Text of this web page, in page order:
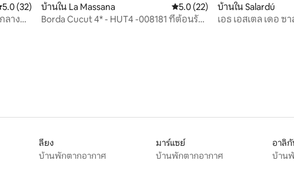
แนนเฉลี่ย 5.0 จาก 5, 32 รีวิว
5.0 (32)
ลาง
บ้านใน La Massana คะแนนเฉลี่ย 5.0 จาก 5, 22 รีวิว
5.0 (22)
Borda Cucut 4* - HUT4 -008181 ที่ต้อนรับ
บ้านใน Salardú
เอธ เอสเตล เดอ
ลียง
บ้านพักตากอากาศ
มาร์แซย์
บ้านพักตากอากาศ
อาลิกั
บ้าน